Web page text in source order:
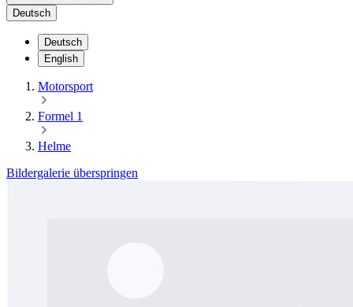
Deutsch
Deutsch
English
Motorsport
Formel 1
Helme
Bildergalerie überspringen